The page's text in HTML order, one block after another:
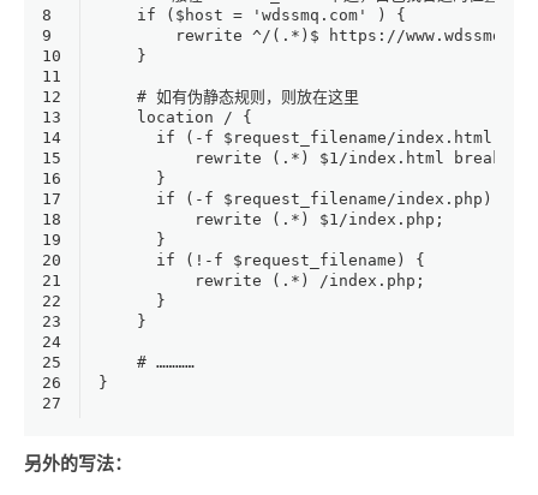
8
9
10
11
12
13
14
15
16
17
18
19
20
21
22
23
24
25
26
27
    if ($host = 'wdssmq.com' ) {
rewrite ^/(.*)$ https://
    }
    # 如有伪静态规则，则放在这里
    location / {
      if (-f $request_filename/index.html) {
          rewrite (.*) $1/index.html break;
      }
      if (-f $request_filename/index.php) {
          rewrite (.*) $1/index.php;
      }
      if (!-f $request_filename) {
          rewrite (.*) /index.php;
      }
    }
    # …………
}
另外的写法：